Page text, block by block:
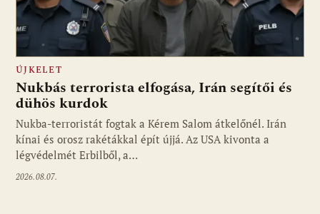
ÚJKELET
Nukbás terrorista elfogása, Irán segítői és
dühös kurdok
Nukba-terroristát fogtak a Kérem Salom átkelőnél. Irán
kínai és orosz rakétákkal épít újjá. Az USA kivonta a
légvédelmét Erbilből, a…
2026.08.07.